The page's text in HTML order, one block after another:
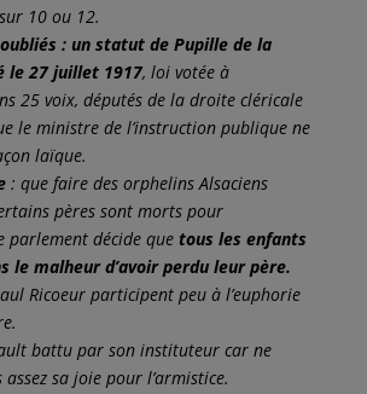
10 ou 12.
: un statut de Pupille de la
le 27 juillet 1917, loi votée à
25 voix, députés de la droite cléricale
le ministre de l’instruction publique ne
laïque.
: que faire des orphelins Alsaciens
pères sont morts pour
parlement décide que tous les enfants
le malheur d’avoir perdu leur père.
Ricoeur participent peu à l’euphorie
battu par son instituteur car ne
sa joie pour l’armistice.